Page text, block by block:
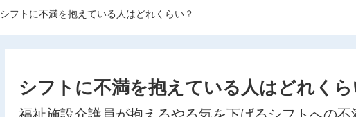
シフトに不満を抱えている人はどれくらい？
シフトに不満を抱えている人はどれくら